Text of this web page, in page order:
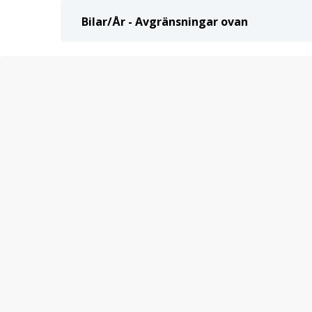
Bilar/År - Avgränsningar ovan